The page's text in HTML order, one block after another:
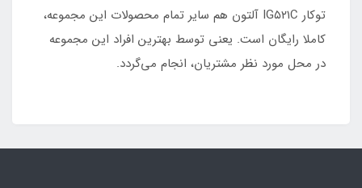
توکار IG۵۲۱C آلتون هم سایر تمام محصولات این مجموعه،
کاملا رایگان است. یعنی توسط بهترین افراد این مجموعه
در محل مورد نظر مشتریان، انجام می‌گردد.